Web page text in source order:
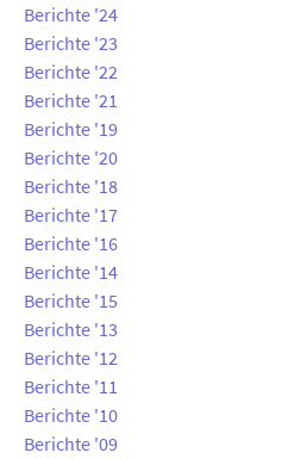
ÜBER UNS
AUSSTELLUNGEN
TT-ANLAGE
KONTAKT
SUCHE
INTERN
Berichte '24
Berichte '23
Berichte '22
Berichte '21
Berichte '19
Berichte '20
Berichte '18
Berichte '17
Berichte '16
Berichte '14
Berichte '15
Berichte '13
Berichte '12
Berichte '11
Berichte '10
Berichte '09